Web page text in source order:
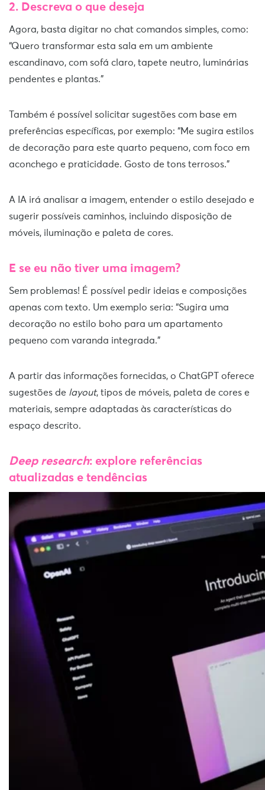
2. Descreva o que deseja
Agora, basta digitar no chat comandos simples, como:
“Quero transformar esta sala em um ambiente
escandinavo, com sofá claro, tapete neutro, luminárias
pendentes e plantas.”
Também é possível solicitar sugestões com base em
preferências específicas, por exemplo: “Me sugira estilos
de decoração para este quarto pequeno, com foco em
aconchego e praticidade. Gosto de tons terrosos.”
A IA irá analisar a imagem, entender o estilo desejado e
sugerir possíveis caminhos, incluindo disposição de
móveis, iluminação e paleta de cores.
E se eu não tiver uma imagem?
Sem problemas! É possível pedir ideias e composições
apenas com texto. Um exemplo seria: “Sugira uma
decoração no estilo boho para um apartamento
pequeno com varanda integrada.”
A partir das informações fornecidas, o ChatGPT oferece
sugestões de layout, tipos de móveis, paleta de cores e
materiais, sempre adaptadas às características do
espaço descrito.
Deep research: explore referências
atualizadas e tendências